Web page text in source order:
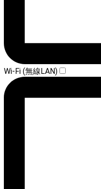
Wi-Fi (無線LAN)